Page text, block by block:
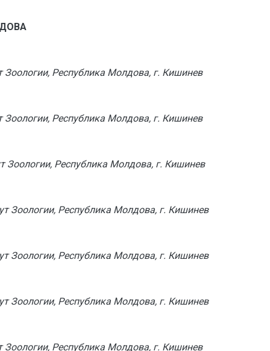
Зоологии, Республика Молдова, г. Кишинев
Зоологии, Республика Молдова, г. Кишинев
Зоологии, Республика Молдова, г. Кишинев
Зоологии, Республика Молдова, г. Кишинев
Зоологии, Республика Молдова, г. Кишинев
Зоологии, Республика Молдова, г. Кишинев
Зоологии, Республика Молдова, г. Кишинев